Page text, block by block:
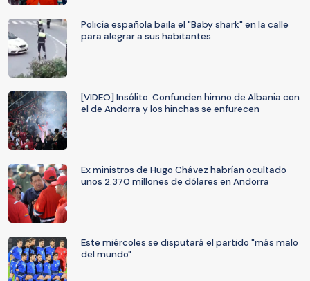
Policía española baila el "Baby shark" en la calle
para alegrar a sus habitantes
[VIDEO] Insólito: Confunden himno de Albania con
el de Andorra y los hinchas se enfurecen
Ex ministros de Hugo Chávez habrían ocultado
unos 2.370 millones de dólares en Andorra
Este miércoles se disputará el partido "más malo
del mundo"